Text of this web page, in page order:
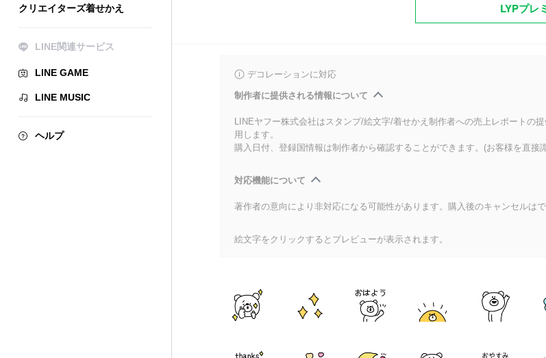
クリエイターズ着せかえ
LINE関連サービス
LINE GAME
LINE MUSIC
ヘルプ
LYPプレ
デコレーションに対応
制作者に提供される情報について
LINEヤフー株式会社はスタンプ/絵文字/着せかえ制作者への売上レポートの
用します。
購入日付、登録国情報は制作者から確認することができます。(お客様を直接
対応機能について
著作者の意向により非対応になる可能性があります。購入後のキャンセルはで
絵文字をクリックするとプレビューが表示されます。